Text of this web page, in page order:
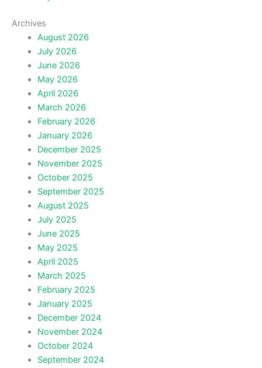
Archives
August 2026
July 2026
June 2026
May 2026
April 2026
March 2026
February 2026
January 2026
December 2025
November 2025
October 2025
September 2025
August 2025
July 2025
June 2025
May 2025
April 2025
March 2025
February 2025
January 2025
December 2024
November 2024
October 2024
September 2024